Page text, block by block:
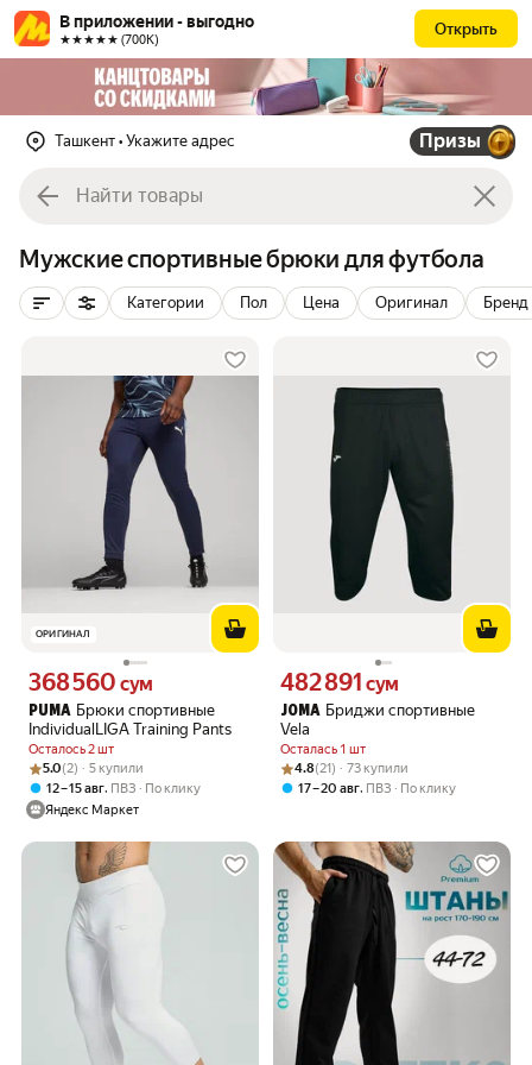
В приложении - выгодно
★★★★★ (700К)
Открыть
Ташкент • Укажите адрес Призы
Мужские спортивные брюки для футбола
Категории Пол Цена Оригинал Бренд
ОРИГИНАЛ
PUMA Брюки спортивные
IndividualLIGA Training Pants
Осталось 2 шт
Цена 368560 сум вместо
368 560 сум
Рейтинг товара: 5.0 из 5
Оценок: (2) · 5 купили
5.0(2) · 5 купили
12 – 15 авг, ПВЗ
По клику
Яндекс Маркет
JOMA Бриджи спортивные
Vela
Осталась 1 шт
Цена 482891 сум вместо
482 891 сум
Рейтинг товара: 4.8 из 5
Оценок: (21) · 73 купили
4.8(21) · 73 купили
17 – 20 авг, ПВЗ По клику